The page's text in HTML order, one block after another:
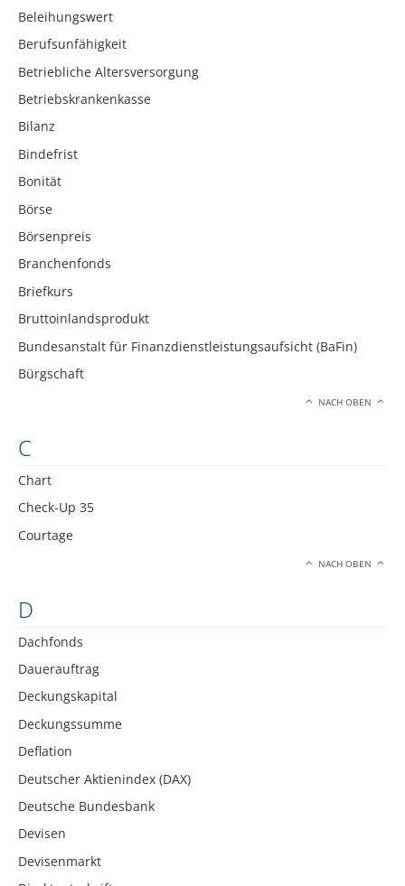
Beleihungswert
Berufsunfähigkeit
Betriebliche Altersversorgung
Betriebskrankenkasse
Bilanz
Bindefrist
Bonität
Börse
Börsenpreis
Branchenfonds
Briefkurs
Bruttoinlandsprodukt
Bundesanstalt für Finanzdienstleistungsaufsicht (BaFin)
Bürgschaft
NACH OBEN
C
Chart
Check-Up 35
Courtage
NACH OBEN
D
Dachfonds
Dauerauftrag
Deckungskapital
Deckungssumme
Deflation
Deutscher Aktienindex (DAX)
Deutsche Bundesbank
Devisen
Devisenmarkt